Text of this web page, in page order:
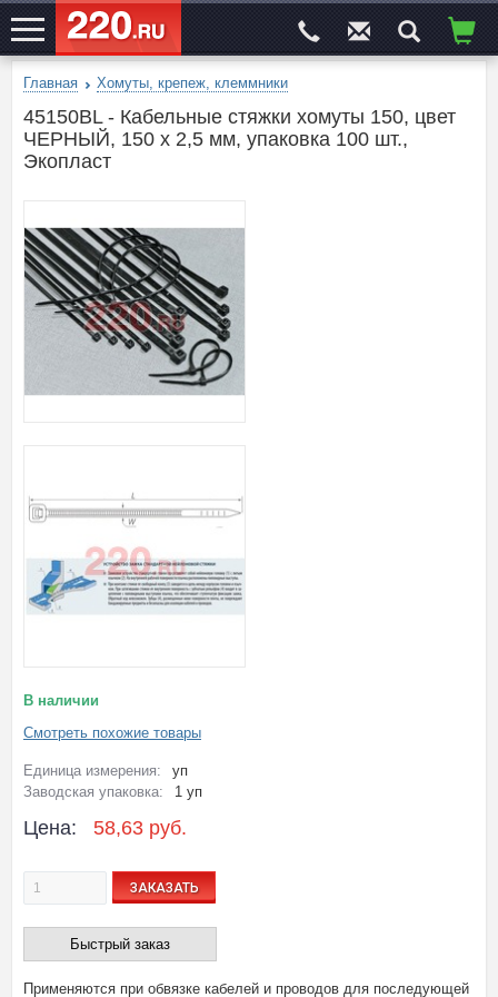
ЭЛЕКТРОСАЙТ№1
Главная Хомуты, крепеж, клеммники
45150BL - Кабельные стяжки хомуты 150, цвет
ЧЕРНЫЙ, 150 x 2,5 мм, упаковка 100 шт.,
Экопласт
В наличии
Смотреть похожие товары
Единица измерения:
уп
Заводская упаковка:
1 уп
Цена: 58,63 руб.
ЗАКАЗАТЬ
Быстрый заказ
Применяются при обвязке кабелей и проводов для последующей